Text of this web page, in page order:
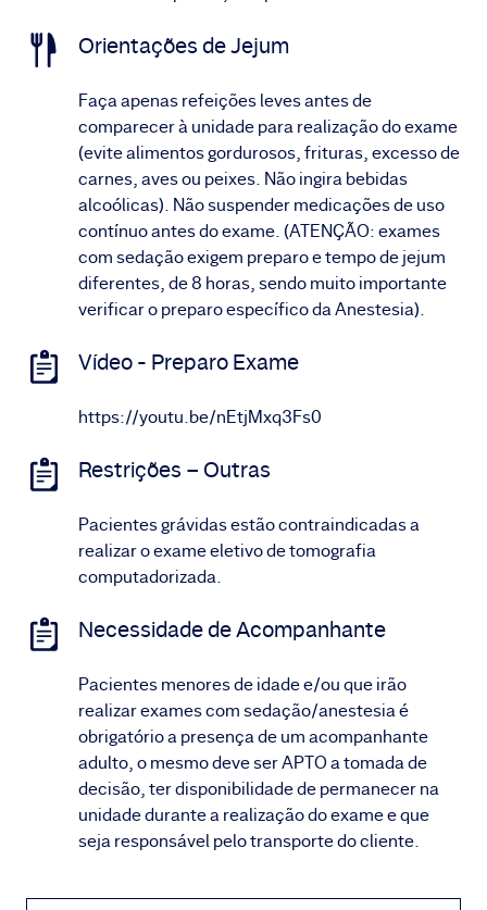
Orientações de Jejum
Faça apenas refeições leves antes de
comparecer à unidade para realização do exame
(evite alimentos gordurosos, frituras, excesso de
carnes, aves ou peixes. Não ingira bebidas
alcoólicas). Não suspender medicações de uso
contínuo antes do exame. (ATENÇÃO: exames
com sedação exigem preparo e tempo de jejum
diferentes, de 8 horas, sendo muito importante
verificar o preparo específico da Anestesia).
Vídeo - Preparo Exame
https://youtu.be/nEtjMxq3Fs0
Restrições – Outras
Pacientes grávidas estão contraindicadas a
realizar o exame eletivo de tomografia
computadorizada.
Necessidade de Acompanhante
Pacientes menores de idade e/ou que irão
realizar exames com sedação/anestesia é
obrigatório a presença de um acompanhante
adulto, o mesmo deve ser APTO a tomada de
decisão, ter disponibilidade de permanecer na
unidade durante a realização do exame e que
seja responsável pelo transporte do cliente.